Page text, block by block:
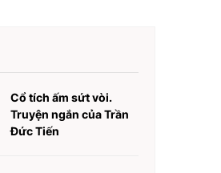
Cổ tích ấm sứt vòi.
Truyện ngắn của Trần
Đức Tiến